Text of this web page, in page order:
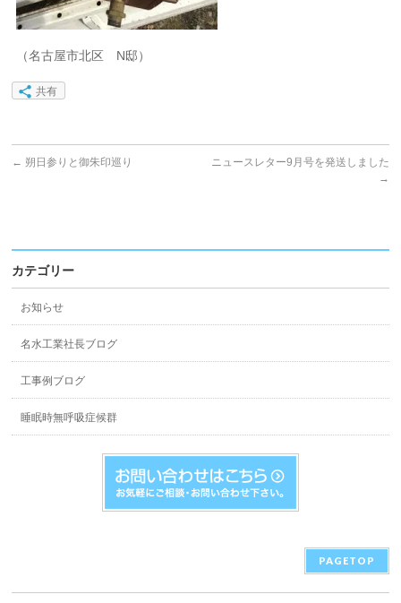
（名古屋市北区 N邸）
共有
← 朔日参りと御朱印巡り
ニュースレター9月号を発送しました
→
カテゴリー
お知らせ
名水工業社長ブログ
工事例ブログ
睡眠時無呼吸症候群
PAGETOP